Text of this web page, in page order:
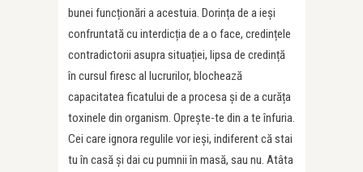
bunei funcționări a acestuia. Dorința de a ieși
confruntată cu interdicția de a o face, credințele
contradictorii asupra situației, lipsa de credință
în cursul firesc al lucrurilor, blochează
capacitatea ficatului de a procesa și de a curăța
toxinele din organism. Oprește-te din a te înfuria.
Cei care ignora regulile vor ieși, indiferent că stai
tu în casă și dai cu pumnii în masă, sau nu. Atâta